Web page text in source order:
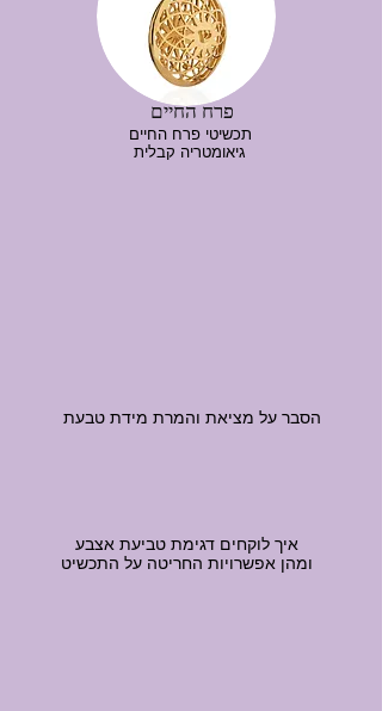
פרח החיים
תכשיטי פרח החיים
גיאומטריה קבלית
הסבר על מציאת והמרת מידת טבעת
איך לוקחים דגימת טביעת אצבע
ומהן אפשרויות החריטה על התכשיט